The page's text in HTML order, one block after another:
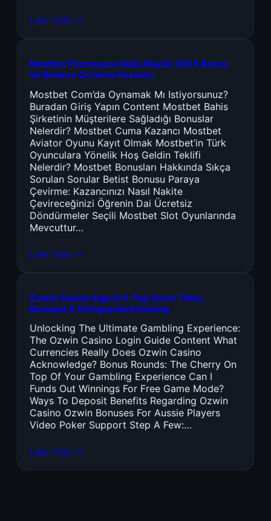
Leer más →
Mostbet Promosyon Kodu Büyük 300 $ Bonus
Ve Bedava Çevirme Kazanın
Mostbet Com’da Oynamak Mı Istiyorsunuz?
Buradan Giriş Yapın Content Mostbet Bahis
Şirketinin Müşterilere Sağladığı Bonuslar
Nelerdir? Mostbet Cuma Kazancı Mostbet
Aviator Oyunu Kayıt Olmak Mostbet’in Türk
Oyunculara Yönelik Hoş Geldin Teklifi
Nelerdir? Mostbet Bonusları Hakkında Sıkça
Sorulan Sorular Betist Bonusu Paraya
Çevirme: Kazancınızı Nasıl Nakite
Çevireceğinizi Öğrenin Dai Ücretsiz
Döndürmeler Seçili Mostbet Slot Oyunlarında
Mevcuttur…
Leer más →
Ozwin Casino Sign In ᐉ Top Game Titles,
Bonuses & Safeguarded Gaming
Unlocking The Ultimate Gambling Experience:
The Ozwin Casino Login Guide Content What
Currencies Really Does Ozwin Casino
Acknowledge? Bonus Rounds: The Cherry On
Top Of Your Gambling Experience Can I
Funds Out Winnings For Free Game Mode?
Ways To Deposit Benefits Regarding Ozwin
Casino Ozwin Bonuses For Aussie Players
Video Poker Support Step A Few:…
Leer más →